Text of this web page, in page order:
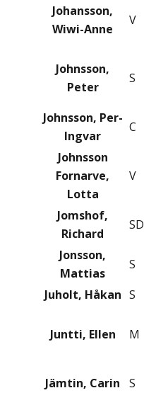
Johansson,
Wiwi-Anne
V
Johnsson,
Peter
S
Johnsson, Per-
Ingvar
C
Johnsson
Fornarve,
Lotta
V
Jomshof,
Richard
SD
Jonsson,
Mattias
S
Juholt, Håkan S
Juntti, Ellen M
Jämtin, Carin S